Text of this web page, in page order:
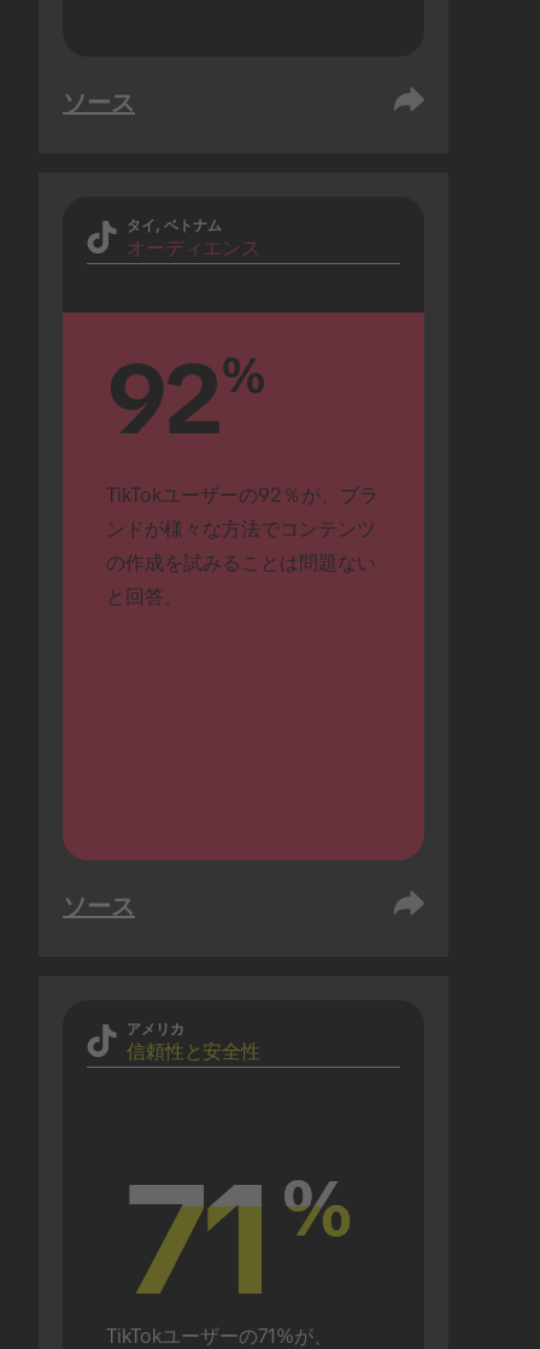
ソース
タイ, ベトナム
オーディエンス
92%
TikTokユーザーの92％が、ブラ
ンドが様々な方法でコンテンツ
の作成を試みることは問題ない
と回答。
ソース
アメリカ
信頼性と安全性
71 %
71 %
TikTokユーザーの71%が、